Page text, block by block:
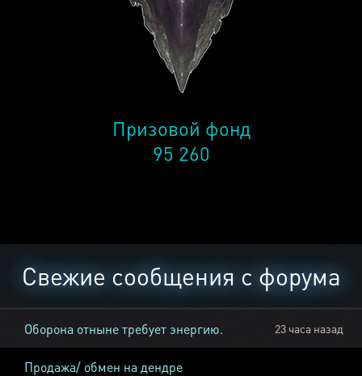
Призовой фонд
95 260
Свежие сообщения с форума
Оборона отныне требует энергию. 23 часа назад
Продажа/ обмен на дендре